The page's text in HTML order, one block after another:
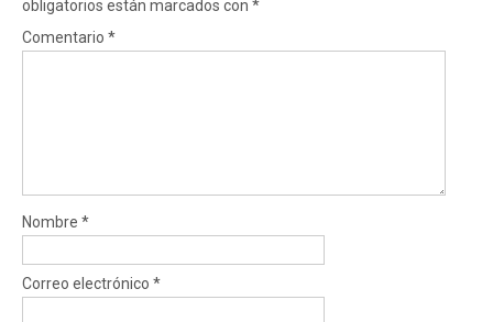
obligatorios están marcados con *
Comentario *
Nombre *
Correo electrónico *